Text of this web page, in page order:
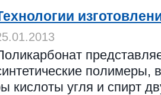
полимеры,
кислоты угля и спирт